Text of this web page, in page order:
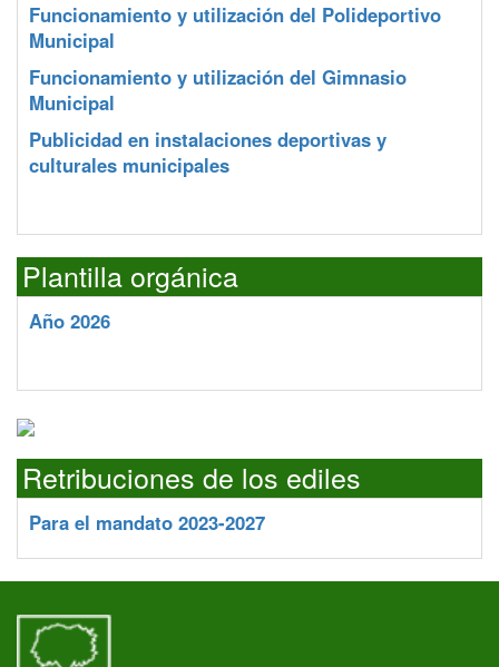
Funcionamiento y utilización del Polideportivo
Municipal
Funcionamiento y utilización del Gimnasio
Municipal
Publicidad en instalaciones deportivas y
culturales municipales
Plantilla orgánica
Año 2026
Retribuciones de los ediles
Para el mandato 2023-2027